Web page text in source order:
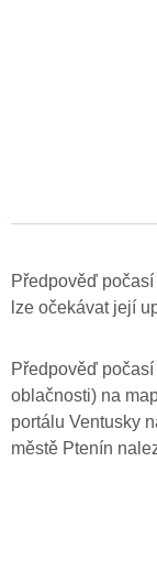
Předpověď
lze očekávat její
Předpověď
oblačnosti) na
portálu Ventusky
městě Ptenín